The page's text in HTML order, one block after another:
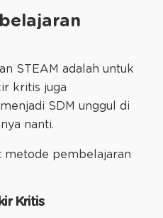
STEAM adalah untuk
kritis juga
SDM unggul di
nanti.
metode pembelajaran
Kritis